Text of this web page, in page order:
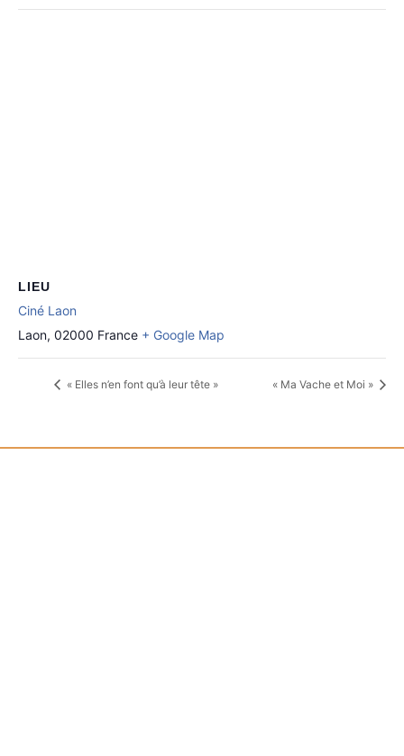
LIEU
Ciné Laon
Laon, 02000 France + Google Map
« Elles n’en font qu’à leur tête » « Ma Vache et Moi »